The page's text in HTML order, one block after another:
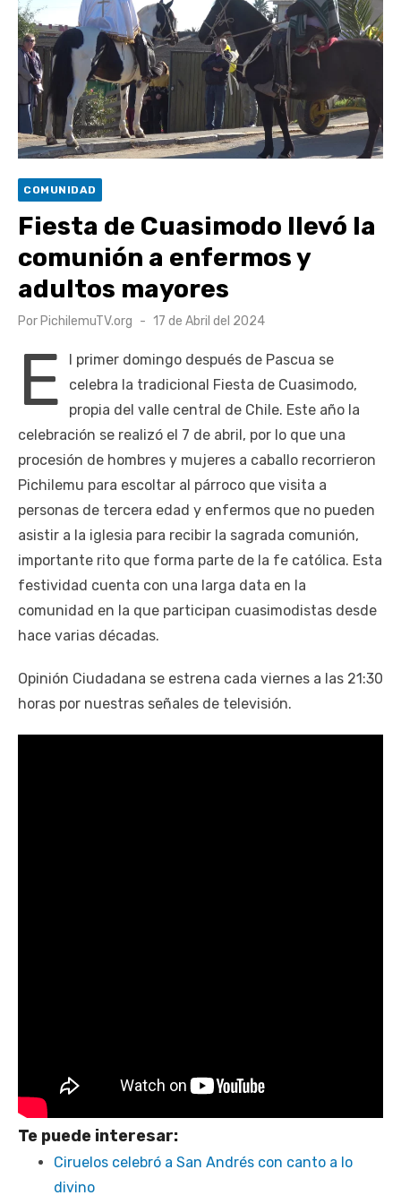
escuela comunitaria
Cóctel de Sábado: Emprendimiento y floricultura con María
Lina Fermandois y Luis Polanco
Seis comunas de O’Higgins inician la construcción
participativa del Plan Local de Restauración del Secano
Costero Nilahue
segunda clasificatoria
Retrospectiva 2026 | Capítulo 03: lessons on flight – Cecilia
Araneda
COMUNIDAD
Fiesta de Cuasimodo llevó la
comunión a enfermos y
adultos mayores
Por PichilemuTV.org
Publicado
17 de Abril del 2024
E
l primer domingo después de Pascua se
celebra la tradicional Fiesta de Cuasimodo,
propia del valle central de Chile. Este año la
celebración se realizó el 7 de abril, por lo que una
procesión de hombres y mujeres a caballo recorrieron
Pichilemu para escoltar al párroco que visita a
personas de tercera edad y enfermos que no pueden
asistir a la iglesia para recibir la sagrada comunión,
importante rito que forma parte de la fe católica. Esta
festividad cuenta con una larga data en la
comunidad en la que participan cuasimodistas desde
hace varias décadas.
Opinión Ciudadana se estrena cada viernes a las 21:30
horas por nuestras señales de televisión.
Te puede interesar:
Ciruelos celebró a San Andrés con canto a lo
divino